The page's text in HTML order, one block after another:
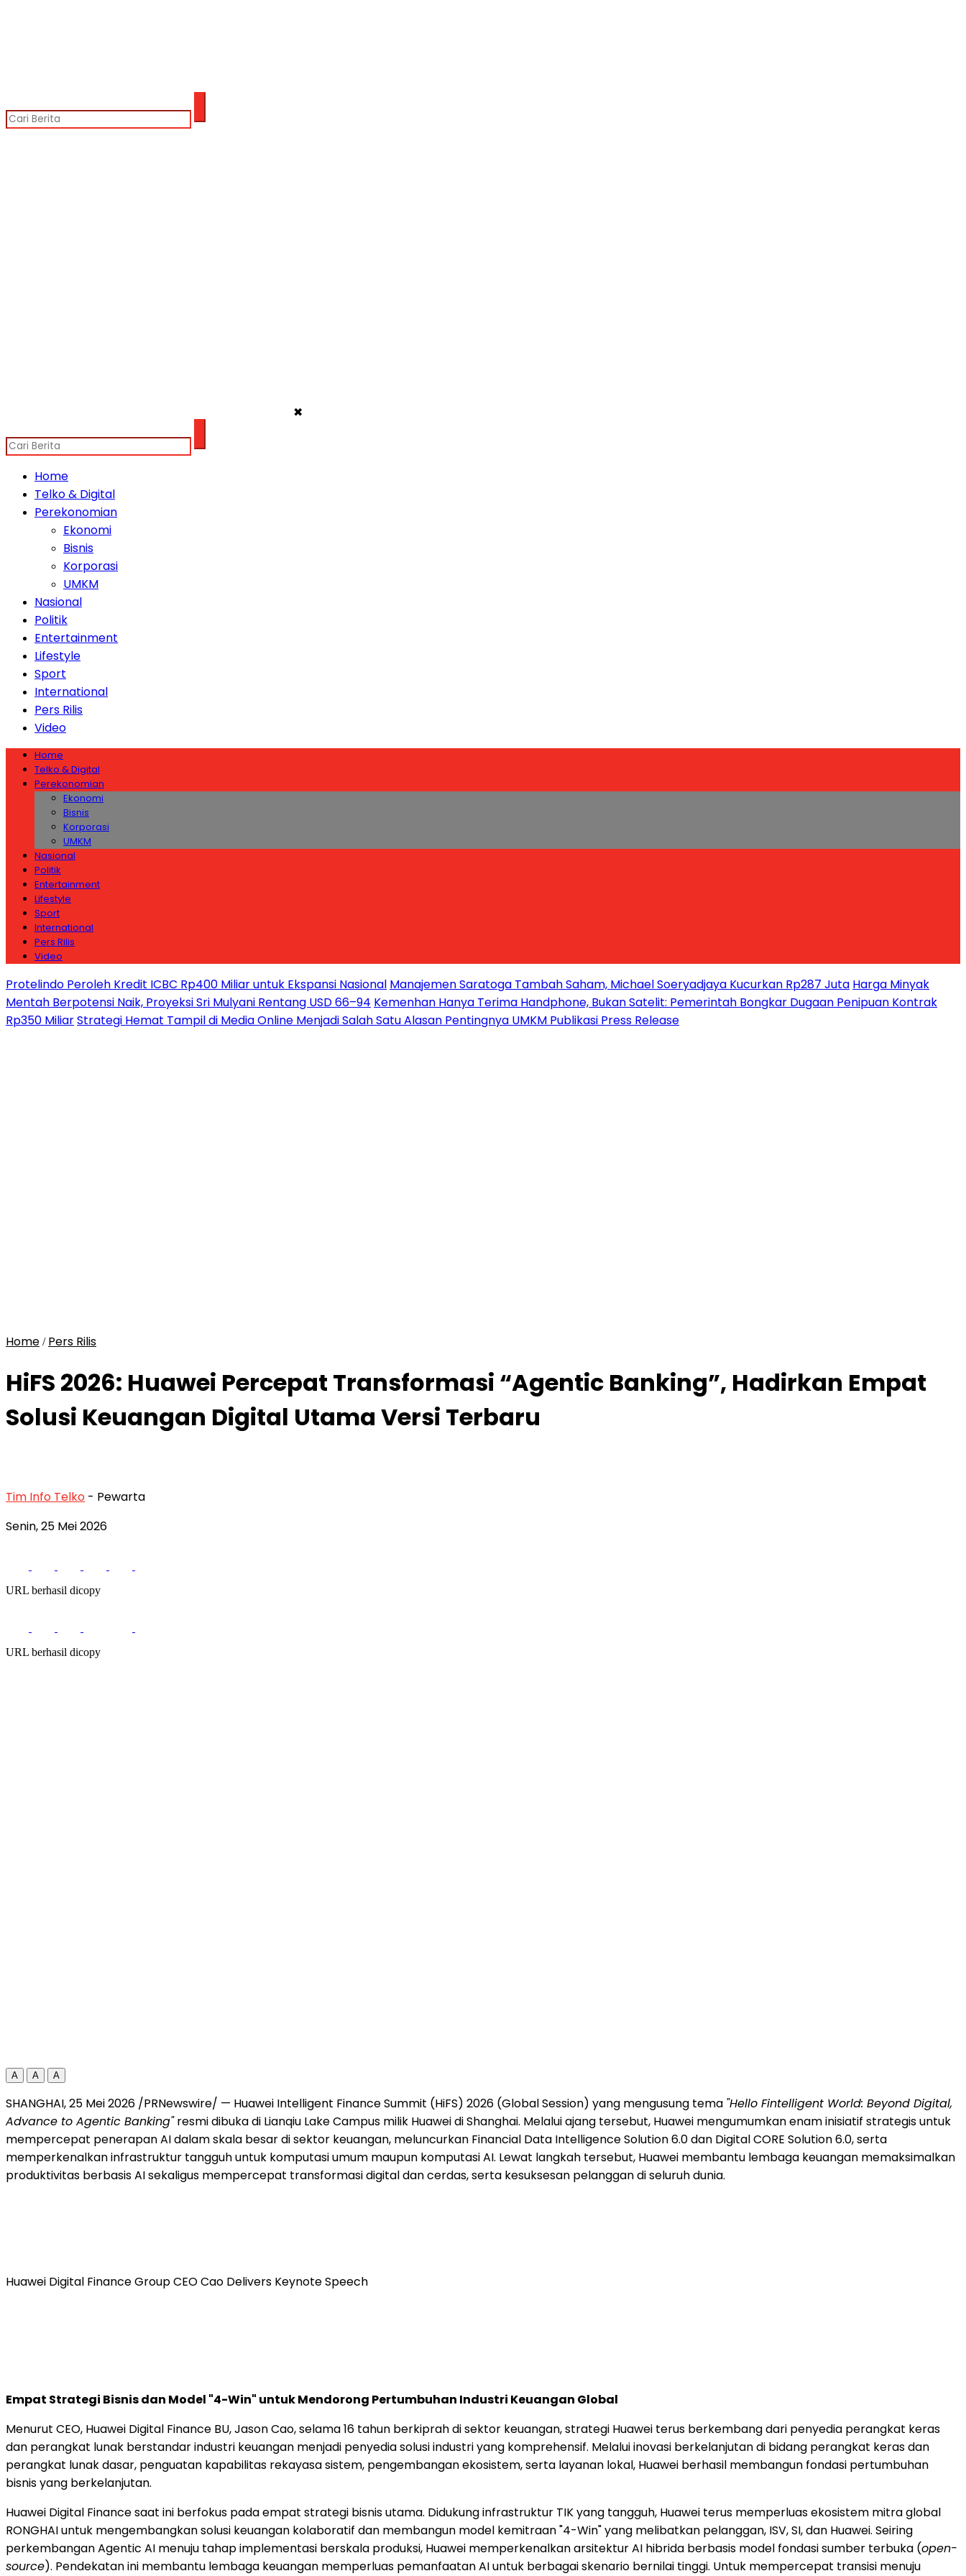
✖
Home
Telko & Digital
Perekonomian
Ekonomi
Bisnis
Korporasi
UMKM
Nasional
Politik
Entertainment
Lifestyle
Sport
International
Pers Rilis
Video
Home
Telko & Digital
Perekonomian
Ekonomi
Bisnis
Korporasi
UMKM
Nasional
Politik
Entertainment
Lifestyle
Sport
International
Pers Rilis
Video
Protelindo Peroleh Kredit ICBC Rp400 Miliar untuk Ekspansi Nasional Manajemen Saratoga Tambah Saham, Michael Soeryadjaya Kucurkan Rp287 Juta Harga Minyak
Mentah Berpotensi Naik, Proyeksi Sri Mulyani Rentang USD 66–94 Kemenhan Hanya Terima Handphone, Bukan Satelit: Pemerintah Bongkar Dugaan Penipuan Kontrak
Rp350 MiliarStrategi Hemat Tampil di Media Online Menjadi Salah Satu Alasan Pentingnya UMKM Publikasi Press Release
Home / Pers Rilis
HiFS 2026: Huawei Percepat Transformasi “Agentic Banking”, Hadirkan Empat
Solusi Keuangan Digital Utama Versi Terbaru
Tim Info Telko - Pewarta
Senin, 25 Mei 2026
URL berhasil dicopy
URL berhasil dicopy
A A A
SHANGHAI, 25 Mei 2026 /PRNewswire/ — Huawei Intelligent Finance Summit (HiFS) 2026 (Global Session) yang mengusung tema "Hello Fintelligent World: Beyond Digital,
Advance to Agentic Banking"resmi dibuka di Lianqiu Lake Campus milik Huawei di Shanghai. Melalui ajang tersebut, Huawei mengumumkan enam inisiatif strategis untuk
mempercepat penerapan AI dalam skala besar di sektor keuangan, meluncurkan Financial Data Intelligence Solution 6.0 dan Digital CORE Solution 6.0, serta
memperkenalkan infrastruktur tangguh untuk komputasi umum maupun komputasi AI. Lewat langkah tersebut, Huawei membantu lembaga keuangan memaksimalkan
produktivitas berbasis AI sekaligus mempercepat transformasi digital dan cerdas, serta kesuksesan pelanggan di seluruh dunia.
Huawei Digital Finance Group CEO Cao Delivers Keynote Speech
Empat Strategi Bisnis dan Model "4-Win" untuk Mendorong Pertumbuhan Industri Keuangan Global
Menurut CEO, Huawei Digital Finance BU, Jason Cao, selama 16 tahun berkiprah di sektor keuangan, strategi Huawei terus berkembang dari penyedia perangkat keras
dan perangkat lunak berstandar industri keuangan menjadi penyedia solusi industri yang komprehensif. Melalui inovasi berkelanjutan di bidang perangkat keras dan
perangkat lunak dasar, penguatan kapabilitas rekayasa sistem, pengembangan ekosistem, serta layanan lokal, Huawei berhasil membangun fondasi pertumbuhan
bisnis yang berkelanjutan.
Huawei Digital Finance saat ini berfokus pada empat strategi bisnis utama. Didukung infrastruktur TIK yang tangguh, Huawei terus memperluas ekosistem mitra global
RONGHAI untuk mengembangkan solusi keuangan kolaboratif dan membangun model kemitraan "4-Win" yang melibatkan pelanggan, ISV, SI, dan Huawei. Seiring
perkembangan Agentic AI menuju tahap implementasi berskala produksi, Huawei memperkenalkan arsitektur AI hibrida berbasis model fondasi sumber terbuka (open-
source). Pendekatan ini membantu lembaga keuangan memperluas pemanfaatan AI untuk berbagai skenario bernilai tinggi. Untuk mempercepat transisi menuju